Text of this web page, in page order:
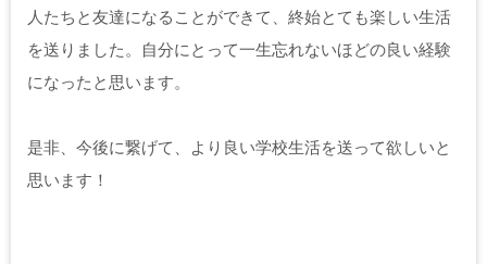
人たちと友達になることができて、終始とても楽しい生活
を送りました。自分にとって一生忘れないほどの良い経験
になったと思います。
是非、今後に繋げて、より良い学校生活を送って欲しいと
思います！